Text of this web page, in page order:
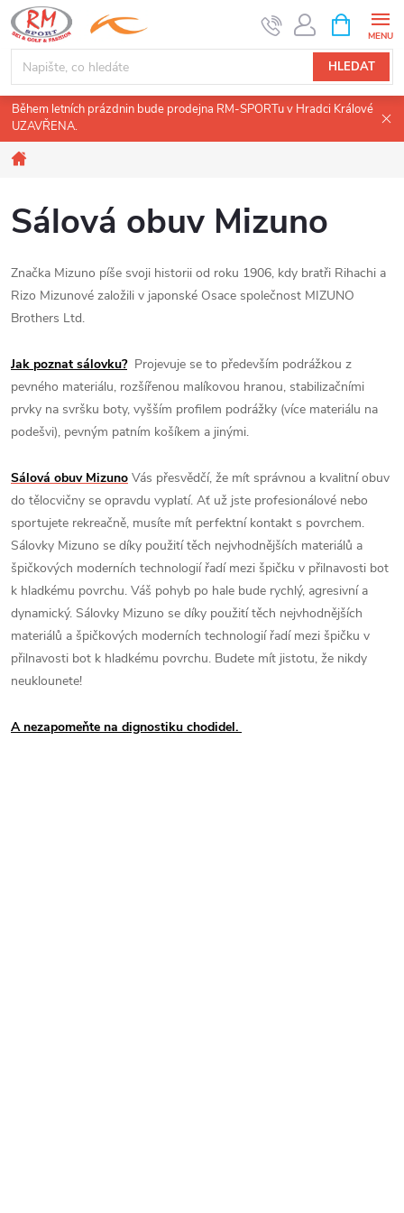
Přejít
na
obsah
HLEDAT
NÁKUPNÍ
KOŠÍK
Během letních prázdnin bude prodejna RM-SPORTu v Hradci Králové
UZAVŘENA.
Sálová obuv Mizuno
Značka Mizuno píše svoji historii od roku 1906, kdy bratři Rihachi a
Rizo Mizunové založili v japonské Osace společnost MIZUNO
Brothers Ltd.
Jak poznat sálovku? Projevuje se to především podrážkou z
pevného materiálu, rozšířenou malíkovou hranou, stabilizačními
prvky na svršku boty, vyšším profilem podrážky (více materiálu na
podešvi), pevným patním košíkem a jinými.
Sálová obuv Mizuno Vás přesvědčí, že mít správnou a kvalitní obuv
do tělocvičny se opravdu vyplatí. Ať už jste profesionálové nebo
sportujete rekreačně, musíte mít perfektní kontakt s povrchem.
Sálovky Mizuno se díky použití těch nejvhodnějších materiálů a
špičkových moderních technologií řadí mezi špičku v přilnavosti bot
k hladkému povrchu. Váš pohyb po hale bude rychlý, agresivní a
dynamický. Sálovky Mizuno se díky použití těch nejvhodnějších
materiálů a špičkových moderních technologií řadí mezi špičku v
přilnavosti bot k hladkému povrchu. Budete mít jistotu, že nikdy
neuklounete!
A nezapomeňte na dignostiku chodidel.